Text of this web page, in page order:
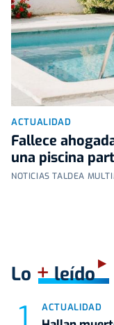
ACTUALIDAD
Fallece
una piscina
NOTICIAS TALDEA
Lo +leído
ACTUALIDAD